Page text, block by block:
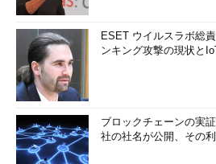
ESET ウイルスラボ総
ンキング攻撃の現状と
ブロックチェーンの実
社の社名が公開、その